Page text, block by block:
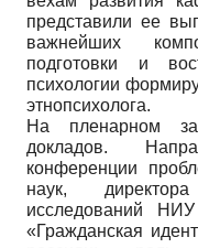
представили ее
важнейших
подготовки и
психологии
этнопсихолога.
На пленарном
докладов.
конференции
наук,
исследований
«Гражданская